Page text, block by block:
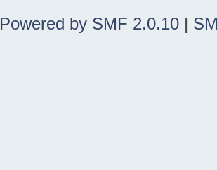
Powered by SMF 2.0.10|